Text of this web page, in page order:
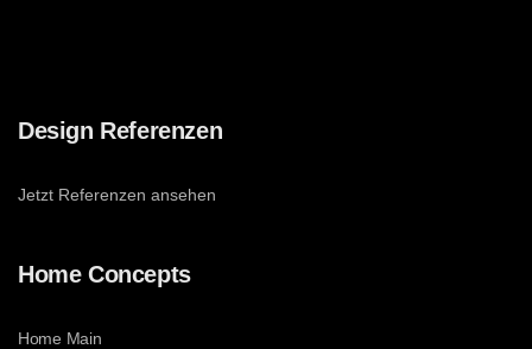
Design Referenzen
Jetzt Referenzen ansehen
Home Concepts
Home Main